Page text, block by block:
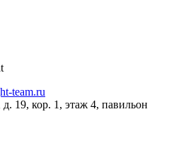
team.ru
19, кор. 1, этаж 4, павильон